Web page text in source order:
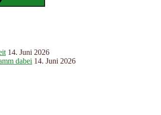
14. Juni 2026
dabei 14. Juni 2026